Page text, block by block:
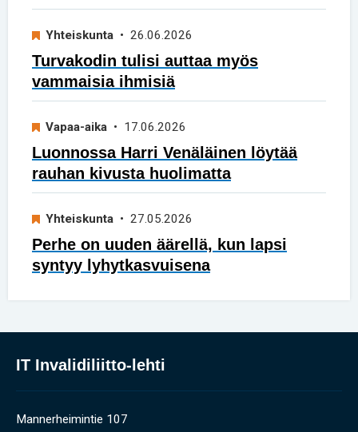
Yhteiskunta • 26.06.2026
Turvakodin tulisi auttaa myös
vammaisia ihmisiä
Vapaa-aika • 17.06.2026
Luonnossa Harri Venäläinen löytää
rauhan kivusta huolimatta
Yhteiskunta • 27.05.2026
Perhe on uuden äärellä, kun lapsi
syntyy lyhytkasvuisena
IT Invalidiliitto-lehti
Mannerheimintie 107